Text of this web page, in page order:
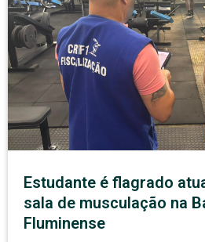
Estudante é flagrado
sala de musculação na
Fluminense